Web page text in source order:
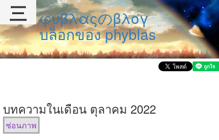
φυβλαςのβλογ
บล็อกของ phyblas
บทความในเดือน ตุลาคม 2022
ซ่อนภาพ
三